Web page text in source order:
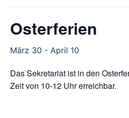
Osterferien
März 30 - April 10
Das Sekretariat ist in den
Zeit von 10-12 Uhr erreichbar.